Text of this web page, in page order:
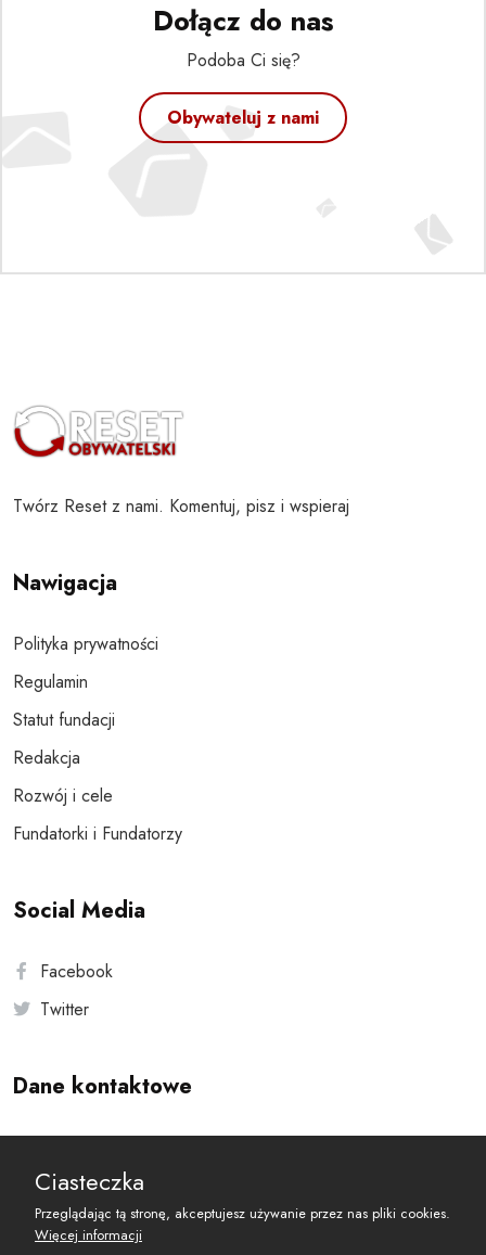
Dołącz do nas
Podoba Ci się?
Obywateluj z nami
Twórz Reset z nami. Komentuj, pisz i wspieraj
Nawigacja
Polityka prywatności
Regulamin
Statut fundacji
Redakcja
Rozwój i cele
Fundatorki i Fundatorzy
Social Media
Facebook
Twitter
Dane kontaktowe
reset@resetobywatelski.pl
Ciasteczka
Przeglądając tą stronę, akceptujesz używanie przez nas pliki cookies.
Więcej informacji